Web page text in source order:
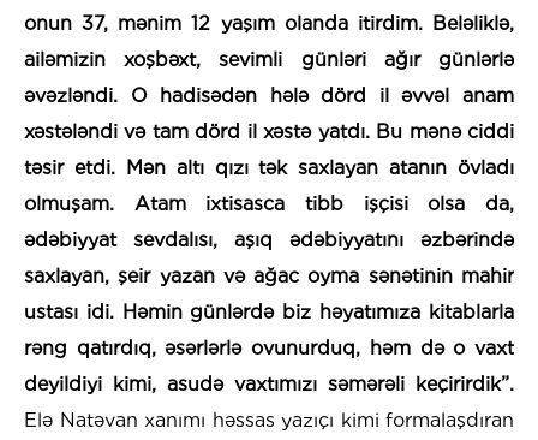
onun 37, mənim 12 yaşım olanda itirdim. Beləliklə,
ailəmizin xoşbəxt, sevimli günləri ağır günlərlə
əvəzləndi. O hadisədən hələ dörd il əvvəl anam
xəstələndi və tam dörd il xəstə yatdı. Bu mənə ciddi
təsir etdi. Mən altı qızı tək saxlayan atanın övladı
olmuşam. Atam ixtisasca tibb işçisi olsa da,
ədəbiyyat sevdalısı, aşıq ədəbiyyatını əzbərində
saxlayan, şeir yazan və ağac oyma sənətinin mahir
ustası idi. Həmin günlərdə biz həyatımıza kitablarla
rəng qatırdıq, əsərlərlə ovunurduq, həm də o vaxt
deyildiyi kimi, asudə vaxtımızı səmərəli keçirirdik”.
Elə Natəvan xanımı həssas yazıçı kimi formalaşdıran